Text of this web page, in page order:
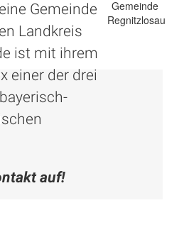
Gemeinde
Landkreis
ist mit ihrem
einer der drei
auf!